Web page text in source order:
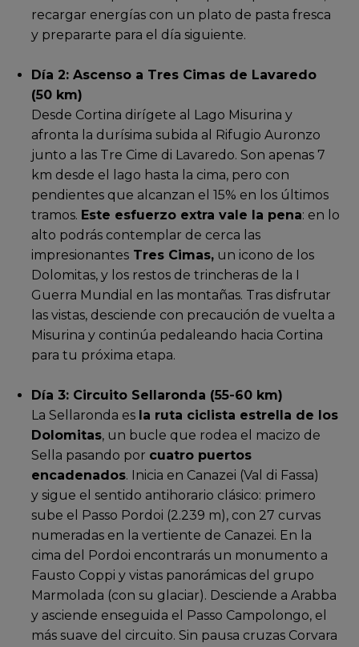
recargar energías con un plato de pasta fresca
y prepararte para el día siguiente.
Día 2: Ascenso a Tres Cimas de Lavaredo
(50 km)
Desde Cortina dirígete al Lago Misurina y
afronta la durísima subida al Rifugio Auronzo
junto a las Tre Cime di Lavaredo. Son apenas 7
km desde el lago hasta la cima, pero con
pendientes que alcanzan el 15% en los últimos
tramos. Este esfuerzo extra vale la pena: en lo
alto podrás contemplar de cerca las
impresionantes Tres Cimas, un icono de los
Dolomitas, y los restos de trincheras de la I
Guerra Mundial en las montañas. Tras disfrutar
las vistas, desciende con precaución de vuelta a
Misurina y continúa pedaleando hacia Cortina
para tu próxima etapa.
Día 3: Circuito Sellaronda (55-60 km)
La Sellaronda es la ruta ciclista estrella de los
Dolomitas, un bucle que rodea el macizo de
Sella pasando por cuatro puertos
encadenados.
Inicia en Canazei (Val di Fassa)
y sigue el sentido antihorario clásico: primero
sube el Passo Pordoi (2.239 m), con 27 curvas
numeradas en la vertiente de Canazei. En la
cima del Pordoi encontrarás un monumento a
Fausto Coppi y vistas panorámicas del grupo
Marmolada (con su glaciar). Desciende a Arabba
y asciende enseguida el Passo Campolongo, el
más suave del circuito. Sin pausa cruzas Corvara